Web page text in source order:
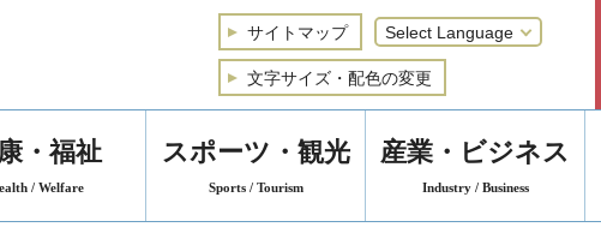
サイトマップ
文字サイズ・配色の変更
・福祉
/ Welfare
スポーツ・観光
Sports / Tourism
産業・ビジネス
Industry / Business